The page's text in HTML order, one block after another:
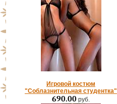
Игровой костюм
"Соблазнительная студентка"
690.00 руб.